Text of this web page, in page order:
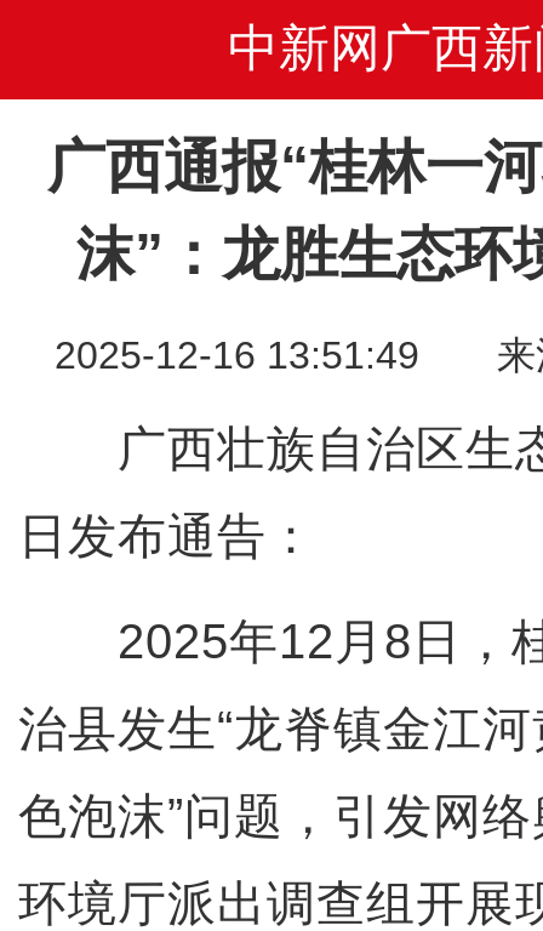
中新网广西新
广西通报“桂林一
沫”：龙胜生态环
2025-12-16 13:51:49 来
广西壮族自治区生
日发布通告：
2025年12月8日，
治县发生“龙脊镇金江
色泡沫”问题，引发网
环境厅派出调查组开展